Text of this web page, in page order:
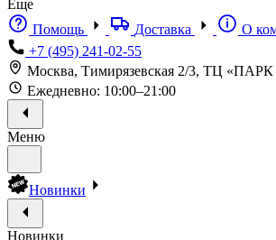
Еще
Помощь
Доставка
О
+7 (495) 241-02-55
Москва, Тимирязевская 2/3, ТЦ «ПАРК
Ежедневно: 10:00–21:00
Меню
Новинки
Новинки